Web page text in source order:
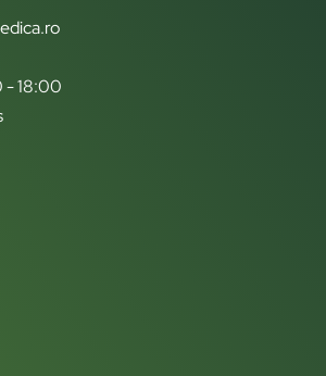
- 18:00